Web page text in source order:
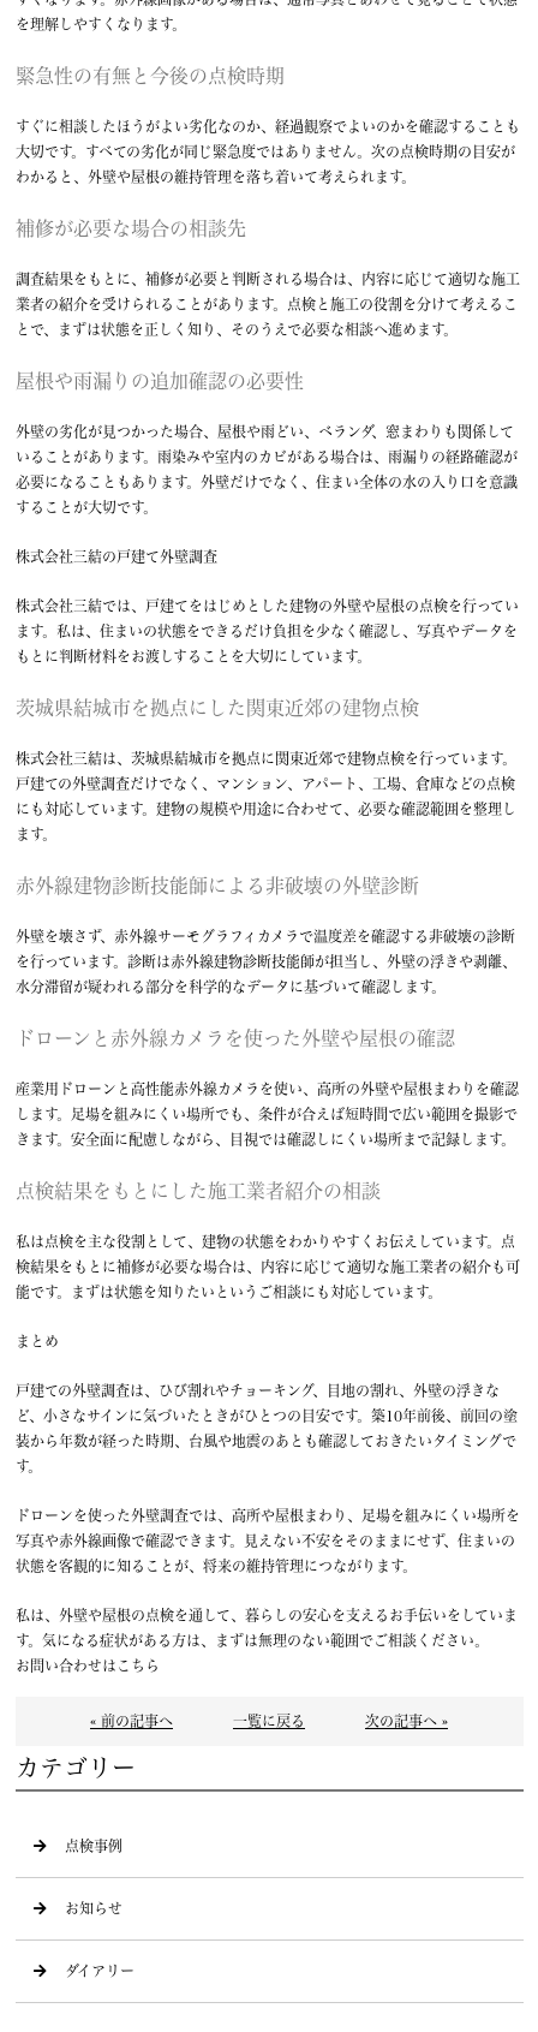
を理解しやすくなります。
緊急性の有無と今後の点検時期
すぐに相談したほうがよい劣化なのか、経過観察でよいのかを確認することも
大切です。すべての劣化が同じ緊急度ではありません。次の点検時期の目安が
わかると、外壁や屋根の維持管理を落ち着いて考えられます。
補修が必要な場合の相談先
調査結果をもとに、補修が必要と判断される場合は、内容に応じて適切な施工
業者の紹介を受けられることがあります。点検と施工の役割を分けて考えるこ
とで、まずは状態を正しく知り、そのうえで必要な相談へ進めます。
屋根や雨漏りの追加確認の必要性
外壁の劣化が見つかった場合、屋根や雨どい、ベランダ、窓まわりも関係して
いることがあります。雨染みや室内のカビがある場合は、雨漏りの経路確認が
必要になることもあります。外壁だけでなく、住まい全体の水の入り口を意識
することが大切です。
株式会社三結の戸建て外壁調査
株式会社三結では、戸建てをはじめとした建物の外壁や屋根の点検を行ってい
ます。私は、住まいの状態をできるだけ負担を少なく確認し、写真やデータを
もとに判断材料をお渡しすることを大切にしています。
茨城県結城市を拠点にした関東近郊の建物点検
株式会社三結は、茨城県結城市を拠点に関東近郊で建物点検を行っています。
戸建ての外壁調査だけでなく、マンション、アパート、工場、倉庫などの点検
にも対応しています。建物の規模や用途に合わせて、必要な確認範囲を整理し
ます。
赤外線建物診断技能師による非破壊の外壁診断
外壁を壊さず、赤外線サーモグラフィカメラで温度差を確認する非破壊の診断
を行っています。診断は赤外線建物診断技能師が担当し、外壁の浮きや剥離、
水分滞留が疑われる部分を科学的なデータに基づいて確認します。
ドローンと赤外線カメラを使った外壁や屋根の確認
産業用ドローンと高性能赤外線カメラを使い、高所の外壁や屋根まわりを確認
します。足場を組みにくい場所でも、条件が合えば短時間で広い範囲を撮影で
きます。安全面に配慮しながら、目視では確認しにくい場所まで記録します。
点検結果をもとにした施工業者紹介の相談
私は点検を主な役割として、建物の状態をわかりやすくお伝えしています。点
検結果をもとに補修が必要な場合は、内容に応じて適切な施工業者の紹介も可
能です。まずは状態を知りたいというご相談にも対応しています。
まとめ
戸建ての外壁調査は、ひび割れやチョーキング、目地の割れ、外壁の浮きな
ど、小さなサインに気づいたときがひとつの目安です。築10年前後、前回の塗
装から年数が経った時期、台風や地震のあとも確認しておきたいタイミングで
す。
ドローンを使った外壁調査では、高所や屋根まわり、足場を組みにくい場所を
写真や赤外線画像で確認できます。見えない不安をそのままにせず、住まいの
状態を客観的に知ることが、将来の維持管理につながります。
私は、外壁や屋根の点検を通して、暮らしの安心を支えるお手伝いをしていま
す。気になる症状がある方は、まずは無理のない範囲でご相談ください。
お問い合わせはこちら
« 前の記事へ 一覧に戻る 次の記事へ »
カテゴリー
点検事例
お知らせ
ダイアリー